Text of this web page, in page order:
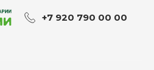
+7 920 790 00 00